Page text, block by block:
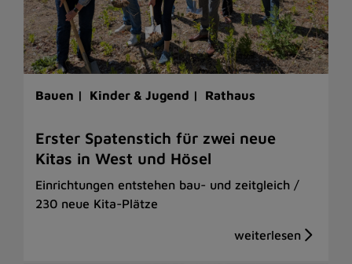
Bauen | Kinder & Jugend | Rathaus
Erster Spatenstich für zwei neue
Kitas in West und Hösel
Einrichtungen entstehen bau- und zeitgleich /
230 neue Kita-Plätze